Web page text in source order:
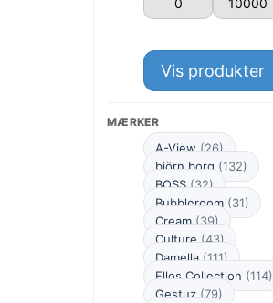
Vis produkter
MÆRKER
A-View (26)
björn borg (132)
BOSS (32)
Bubbleroom (31)
Cream (39)
Culture (43)
Damella (111)
Ellos Collection (114)
Gestuz (79)